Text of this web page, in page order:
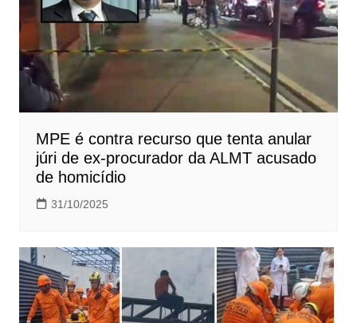
MPE é contra recurso que tenta anular
júri de ex-procurador da ALMT acusado
de homicídio
31/10/2025